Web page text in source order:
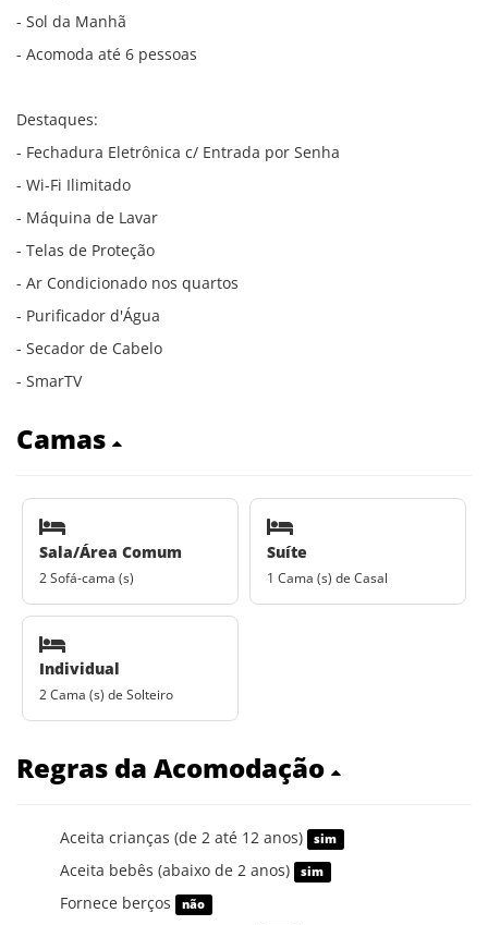
- Sol da Manhã
- Acomoda até 6 pessoas
Destaques:
- Fechadura Eletrônica c/ Entrada por Senha
- Wi-Fi Ilimitado
- Máquina de Lavar
- Telas de Proteção
- Ar Condicionado nos quartos
- Purificador d'Água
- Secador de Cabelo
- SmarTV
Camas
Sala/Área Comum
2 Sofá-cama (s)
Suíte
1 Cama (s) de Casal
Individual
2 Cama (s) de Solteiro
Regras da Acomodação
Aceita crianças (de 2 até 12 anos) sim
Aceita bebês (abaixo de 2 anos) sim
Fornece berços não